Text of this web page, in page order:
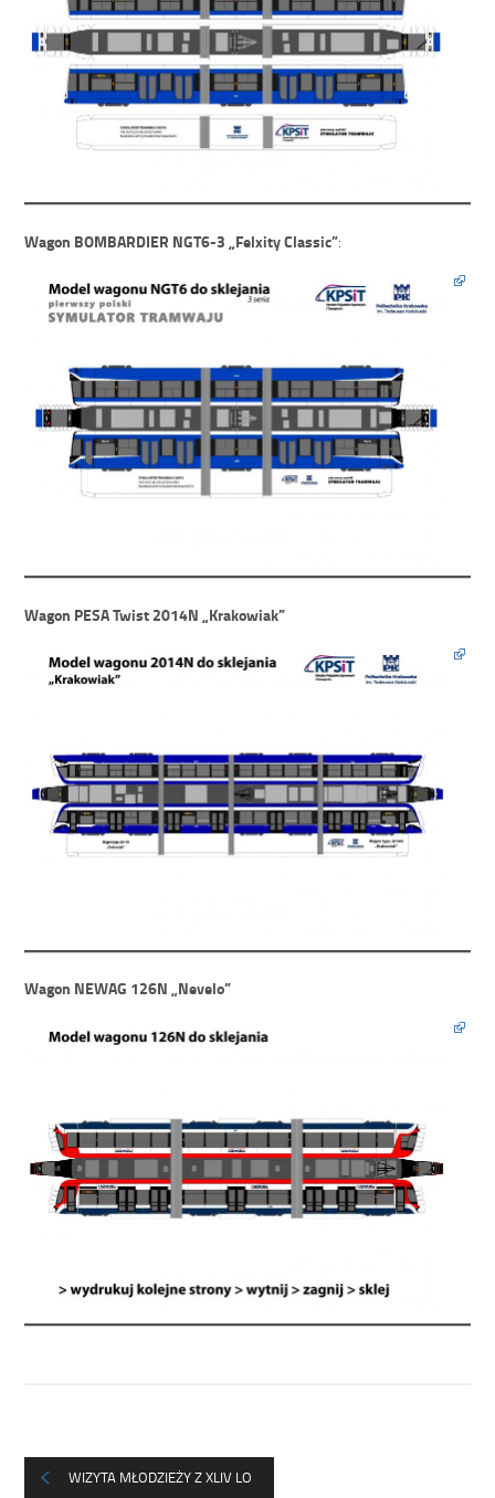
Wagon BOMBARDIER NGT6-3 „Felxity Classic”:
Wagon PESA Twist 2014N „Krakowiak”
Wagon NEWAG 126N „Nevelo”
WIZYTA MŁODZIEŻY Z XLIV LO